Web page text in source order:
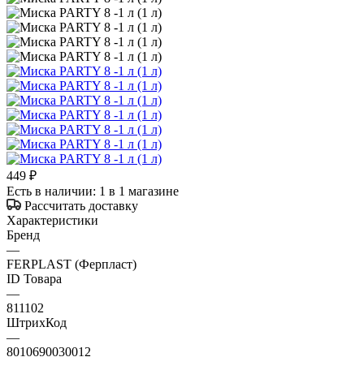
449 ₽
Есть в наличии: 1 в 1 магазине
Рассчитать доставку
Характеристики
Бренд
—
FERPLAST (Ферпласт)
ID Товара
—
811102
ШтрихКод
—
8010690030012